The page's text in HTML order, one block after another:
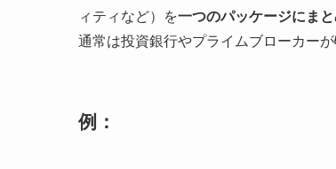
ィティなど）を一つのパッケージにま
通常は投資銀行やプライムブローカーが
例：